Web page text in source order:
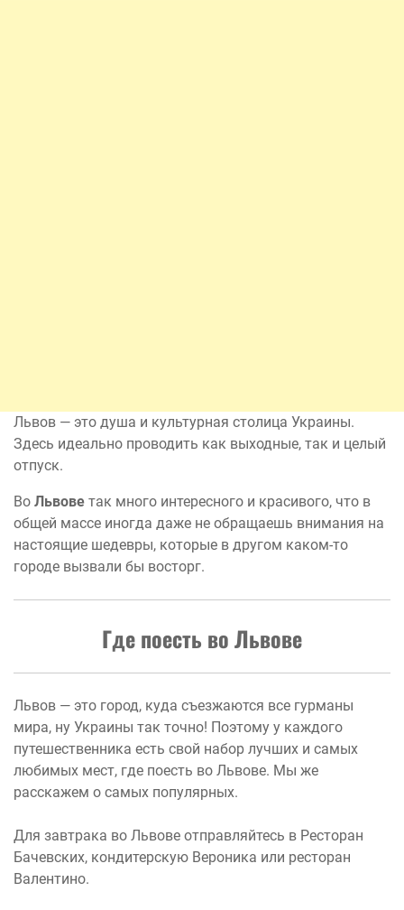
Львов — это душа и культурная столица Украины.
Здесь идеально проводить как выходные, так и целый
отпуск.
Во Львове так много интересного и красивого, что в
общей массе иногда даже не обращаешь внимания на
настоящие шедевры, которые в другом каком-то
городе вызвали бы восторг.
Где поесть во Львове
Львов — это город, куда съезжаются все гурманы
мира, ну Украины так точно! Поэтому у каждого
путешественника есть свой набор лучших и самых
любимых мест, где поесть во Львове. Мы же
расскажем о самых популярных.
Для завтрака во Львове отправляйтесь в Ресторан
Бачевских, кондитерскую Вероника или ресторан
Валентино.